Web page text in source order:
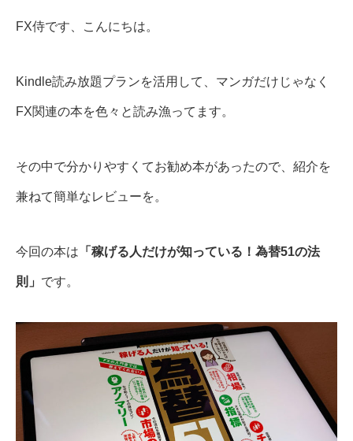
FX侍です、こんにちは。
Kindle読み放題プランを活用して、マンガだけじゃなく
FX関連の本を色々と読み漁ってます。
その中で分かりやすくてお勧め本があったので、紹介を
兼ねて簡単なレビューを。
今回の本は 「稼げる人だけが知っている！為替51の法
則」 です。